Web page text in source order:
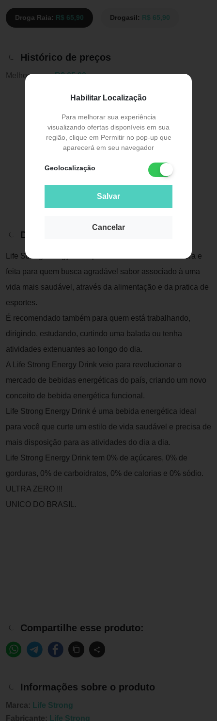
Habilitar Localização
Para melhorar sua experiência
visualizando ofertas disponíveis em sua
região, clique em Permitir no pop-up que
aparecerá em seu navegador
Geolocalização
Salvar
Cancelar
Droga Raia: R$ 65,90 Drogasil: R$ 65,90
Histórico de preços
Melhor preço:R$ 65,90
Descrição do Produto
Life Strong Energy Drink possui uma fórmula inovadora e
feita para quem busca agradável sabor associado à uma
vida mais saudável, através da alimentação e da pratica de
esportes.
É recomendado também para quem está trabalhando,
dirigindo, estudando, curtindo uma balada ou tenha
atividades extenuantes ao longo do dia.
A Life Strong Energy Drink veio para revolucionar o
mercado de bebidas energéticas do país, criando um novo
conceito de bebida energética funcional.
Life Strong Energy Drink é uma bebida energética ideal
para você que curte um estilo de vida saudável e precisa de
mais disposição para as atividades do dia a dia.
Life Strong Energy Drink tem 0% de açúcares, 0% de
gorduras, 0% de carboidratos, 0% de calorias e 0% sódio.
ULTRA ZERO !!!
UNICO DO BRASIL.
Compartilhe esse produto:
Informações sobre o produto
Marca: Life Strong
Fabricante: Life Strong